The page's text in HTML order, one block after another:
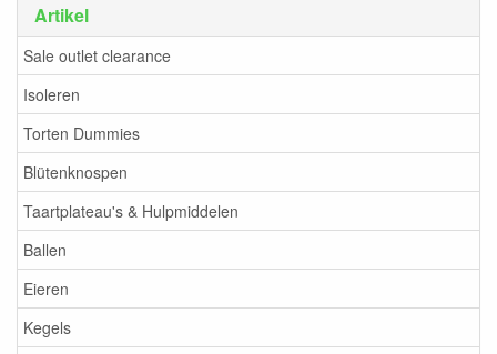
Artikel
Sale outlet clearance
Isoleren
Torten Dummies
Blütenknospen
Taartplateau's & Hulpmiddelen
Ballen
Eieren
Kegels